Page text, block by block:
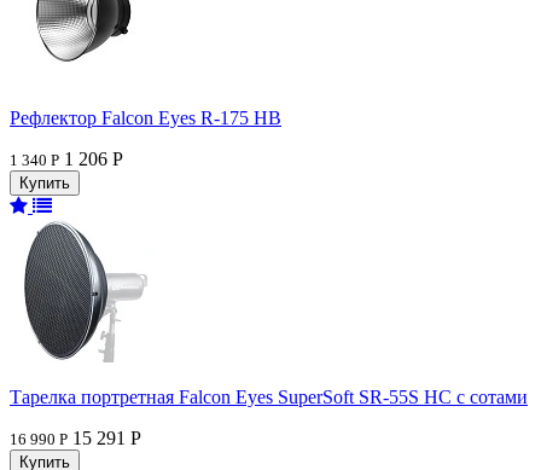
Рефлектор Falcon Eyes R-175 HB
1 340 Р 1 206 Р
Тарелка портретная Falcon Eyes SuperSoft SR-55S HC c сотами
16 990 Р 15 291 Р